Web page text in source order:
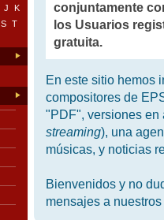
J
K
S T
conjuntamente
los Usuarios
gratuita.
En este sitio hemos
compositores de
"PDF", versiones en
streaming), una
músicas, y noticias
Bienvenidos y no
mensajes a